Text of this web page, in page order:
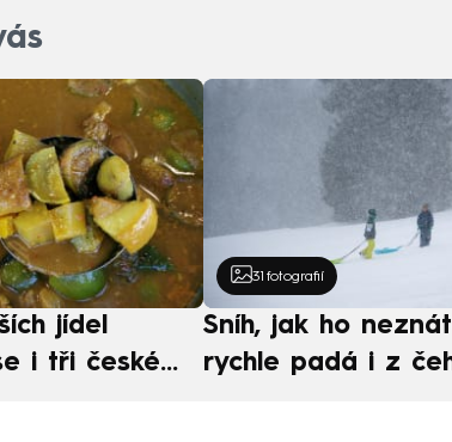
jídel
i tři české
31 fotografií
Sníh, jak ho
rychle padá i z